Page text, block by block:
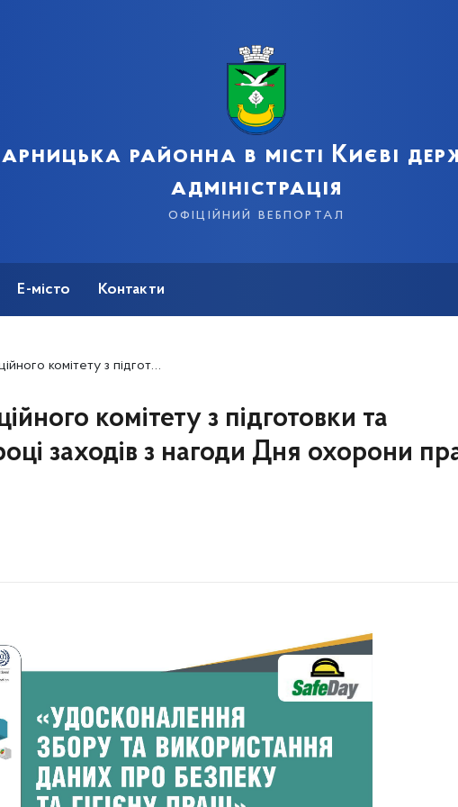
районна в місті Києві
адміністрація
офіційний вебпортал
Е-місто Контакти
у 2017 році заходів з нагоди Дня охорони праці в Україні.
комітету з підготовки та
заходів з нагоди Дня охорони